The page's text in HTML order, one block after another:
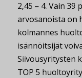
2,45 – 4. Vain
arvosanoista on
kolmannes
isännöitsijät
Siivousyritysten
TOP 5